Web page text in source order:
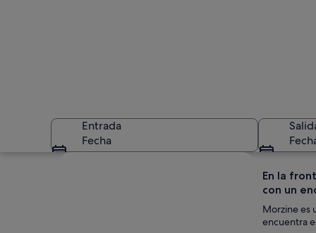
Entrada
Fecha
En la
con un
Morzine es
encuentra